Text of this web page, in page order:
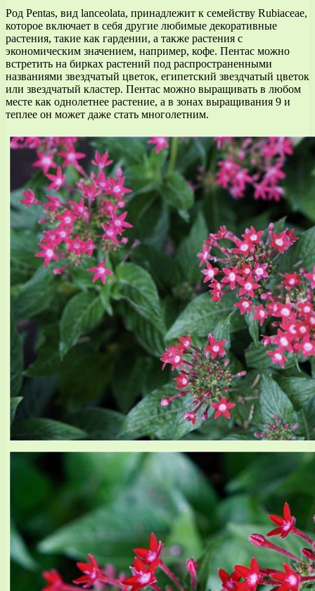
Род Pentas, вид lanceolata, принадлежит к семейству Rubiaceae,
которое включает в себя другие любимые декоративные
растения, такие как гардении, а также растения с
экономическим значением, например, кофе. Пентас можно
встретить на бирках растений под распространенными
названиями звездчатый цветок, египетский звездчатый цветок
или звездчатый кластер. Пентас можно выращивать в любом
месте как однолетнее растение, а в зонах выращивания 9 и
теплее он может даже стать многолетним.